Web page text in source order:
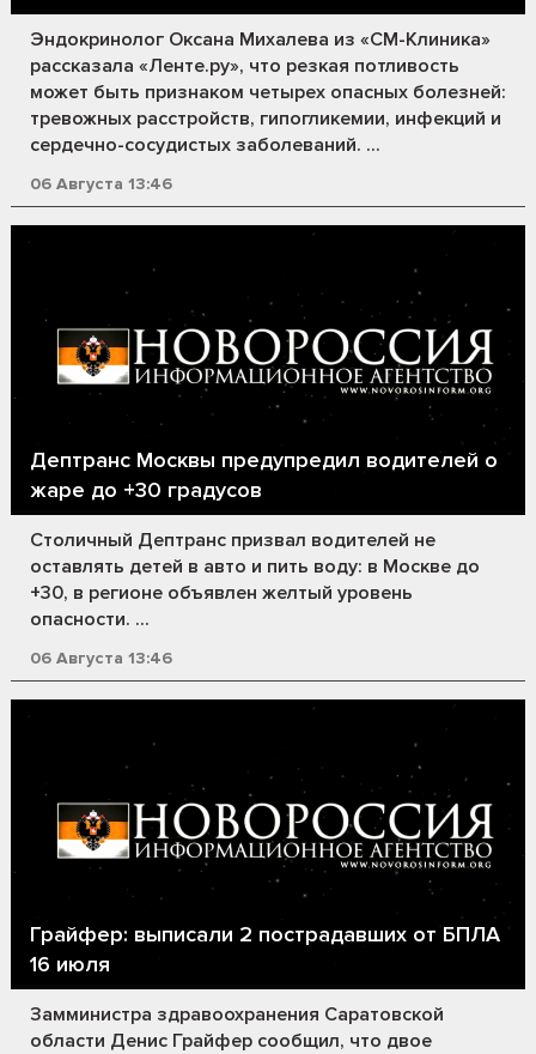
Эндокринолог Оксана Михалева из «СМ-Клиника»
рассказала «Ленте.ру», что резкая потливость
может быть признаком четырех опасных болезней:
тревожных расстройств, гипогликемии, инфекций и
сердечно-сосудистых заболеваний. ...
06 Августа 13:46
Дептранс Москвы предупредил водителей о
жаре до +30 градусов
Столичный Дептранс призвал водителей не
оставлять детей в авто и пить воду: в Москве до
+30, в регионе объявлен желтый уровень
опасности. ...
06 Августа 13:46
Грайфер: выписали 2 пострадавших от БПЛА
16 июля
Замминистра здравоохранения Саратовской
области Денис Грайфер сообщил, что двое